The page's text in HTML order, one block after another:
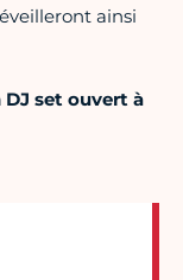
ainsi
set ouvert à